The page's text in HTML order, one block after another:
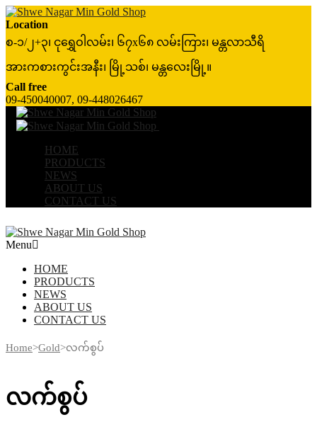
Location
စ-၁/၂+၃၊ ငုရွှေဝါလမ်း၊ ၆၇x၆၈ လမ်းကြား၊ မန္တလာသီရိ
အားကစားကွင်းအနီး၊ မြို့သစ်၊ မန္တလေးမြို့။
Call free
09-450040007, 09-448026467
HOME
PRODUCTS
NEWS
ABOUT US
CONTACT US
Menu
HOME
PRODUCTS
NEWS
ABOUT US
CONTACT US
Home>Gold>လက်စွပ်
လက်စွပ်